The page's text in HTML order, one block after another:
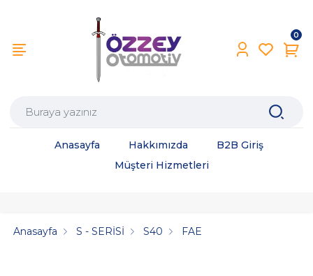
0
Anasayfa Hakkımızda
B2B Giriş
Müşteri Hizmetleri
Anasayfa S - SERİSİ S40 FAE